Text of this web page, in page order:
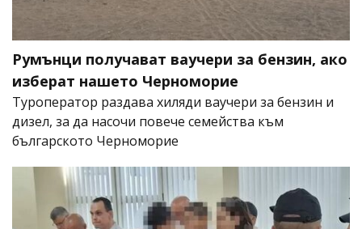
Румънци получават ваучери за бензин, ако
изберат нашето Черноморие
Туроператор раздава хиляди ваучери за бензин и
дизел, за да насочи повече семейства към
българското Черноморие